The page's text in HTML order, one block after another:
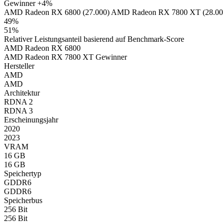
Gewinner+4%
AMD Radeon RX 6800 (27.000) AMD Radeon RX 7800 XT
49%
51%
Relativer Leistungsanteil basierend auf Benchmark-Score
AMD Radeon RX 6800
AMD Radeon RX 7800 XT Gewinner
Hersteller
AMD
AMD
Architektur
RDNA 2
RDNA 3
Erscheinungsjahr
2020
2023
VRAM
16 GB
16 GB
Speichertyp
GDDR6
GDDR6
Speicherbus
256 Bit
256 Bit